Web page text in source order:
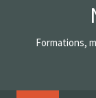
Formations,